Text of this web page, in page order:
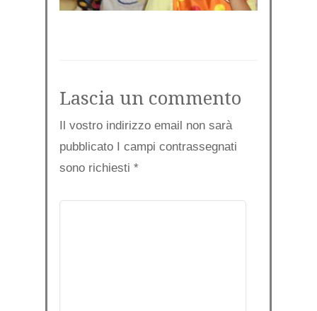
Lascia un commento
Il vostro indirizzo email non sarà
pubblicato I campi contrassegnati
sono richiesti *